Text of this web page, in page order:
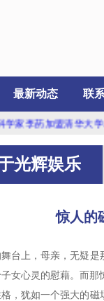
最新动态 联
李菂加盟清华大学... #
光辉娱乐
惊人的
台上，母亲，无疑
女心灵的慰藉。而那
，犹如一个强大的